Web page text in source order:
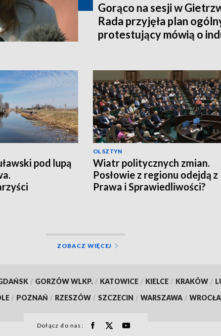
Gorąco na sesji w
Rada przyjęła plan
protestujący mówią o
pod lupą
OLSZTYN
Wiatr politycznych zmian.
Posłowie z regionu odejdą z
Prawa i Sprawiedliwości?
ZOBACZ WIĘCEJ
/ GORZÓW WLKP. / KATOWICE / KIELCE / KRAKÓW /
/ POZNAŃ / RZESZÓW / SZCZECIN / WARSZAWA /
Dołącz do nas: